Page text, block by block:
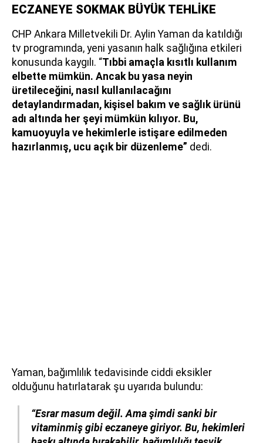
ECZANEYE SOKMAK BÜYÜK TEHLİKE
CHP Ankara Milletvekili Dr. Aylin Yaman da katıldığı
tv programında, yeni yasanın halk sağlığına etkileri
konusunda kaygılı. “Tıbbi amaçla kısıtlı kullanım
elbette mümkün. Ancak bu yasa neyin
üretileceğini, nasıl kullanılacağını
detaylandırmadan, kişisel bakım ve sağlık ürünü
adı altında her şeyi mümkün kılıyor. Bu,
kamuoyuyla ve hekimlerle istişare edilmeden
hazırlanmış, ucu açık bir düzenleme” dedi.
Yaman, bağımlılık tedavisinde ciddi eksikler
olduğunu hatırlatarak şu uyarıda bulundu:
“Esrar masum değil. Ama şimdi sanki bir
vitaminmiş gibi eczaneye giriyor. Bu, hekimleri